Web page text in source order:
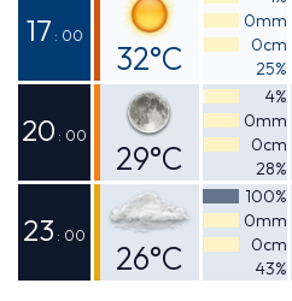
30°C
17 : 00
32°C
Odczuwalna
30°C
0mm
0cm
25%
20 : 00
29°C
Odczuwalna
28°C
4%
0mm
0cm
28%
23 : 00
26°C
100%
0mm
0cm
43%